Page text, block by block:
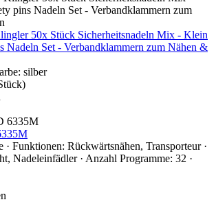
50x Stück Sicherheitsnadeln Mix - Klein
Nadeln Set - Verbandklammern zum Nähen &
silber
· Funktionen: Rückwärtsnähen, Transporteur ·
Nadeleinfädler · Anzahl Programme: 32 ·